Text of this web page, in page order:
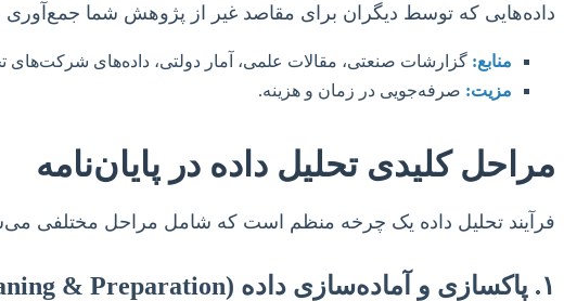
داده‌هایی که توسط دیگران برای مقاصد غیر از پژوهش شما جمع‌آوری
منابع: گزارشات صنعتی، مقالات علمی، آمار دولتی، داده‌های شرکت‌های
مزیت: صرفه‌جویی در زمان و هزینه.
مراحل کلیدی تحلیل داده در پایان‌نامه
فرآیند تحلیل داده یک چرخه منظم است که شامل مراحل مختلفی
۱. پاکسازی و آماده‌سازی داده (Data Cleaning & Preparation)